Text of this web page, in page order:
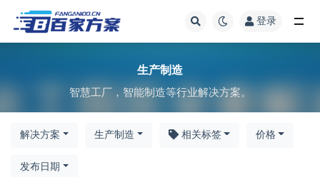
登录
生产制造
智慧工厂，智能制造等行业解决方案。
解决方案 生产制造 相关标签 价格
发布日期